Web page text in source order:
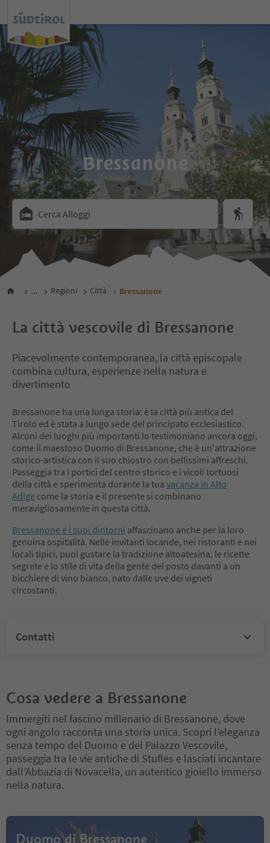
Bressanone
Cerca Alloggi
... Regioni Città Bressanone
La città vescovile di Bressanone
Piacevolmente contemporanea, la città episcopale
combina cultura, esperienze nella natura e
divertimento
Bressanone ha una lunga storia: è la città più antica del
Tirolo ed è stata a lungo sede del principato ecclesiastico.
Alcuni dei luoghi più importanti lo testimoniano ancora oggi,
come il maestoso Duomo di Bressanone, che è un'attrazione
storico-artistica con il suo chiostro con bellissimi affreschi.
Passeggia tra i portici del centro storico e i vicoli tortuosi
della città e sperimenta durante la tua vacanza in Alto
Adige come la storia e il presente si combinano
meravigliosamente in questa città.
Bressanone e i suoi dintorni affascinano anche per la loro
genuina ospitalità. Nelle invitanti locande, nei ristoranti e nei
locali tipici, puoi gustare la tradizione altoatesina, le ricette
segrete e lo stile di vita della gente del posto davanti a un
bicchiere di vino bianco, nato dalle uve dei vigneti
circostanti.
Contatti
Cosa vedere a Bressanone
Immergiti nel fascino millenario di Bressanone, dove
ogni angolo racconta una storia unica. Scopri l’eleganza
senza tempo del Duomo e del Palazzo Vescovile,
passeggia tra le vie antiche di Stufles e lasciati incantare
dall’Abbazia di Novacella, un autentico gioiello immerso
nella natura.
Duomo di Bressanone